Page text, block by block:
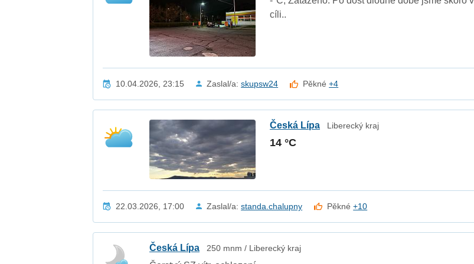
cíli..
10.04.2026, 23:15 Zaslal/a:skupsw24 Pěkné+4
Česká Lípa Liberecký kraj
14 °C
22.03.2026, 17:00 Zaslal/a:standa.chalupny Pěkné+10
Česká Lípa 250 mnm / Liberecký kraj